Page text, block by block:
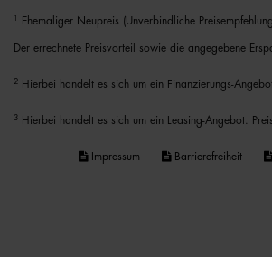
Ehemaliger Neupreis (Unverbindliche
Der errechnete Preisvorteil sowie die angegebene
2 Hierbei handelt es sich um ein Finanzierungs-
3 Hierbei handelt es sich um ein Leasing-Angebot.
Impressum Barrierefreiheit